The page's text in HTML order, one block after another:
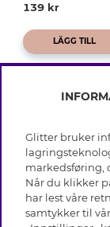
139 kr
LÄGG TILL
Glitter bruker
markedsføring,
Når du klikker
har lest våre
samtykker til